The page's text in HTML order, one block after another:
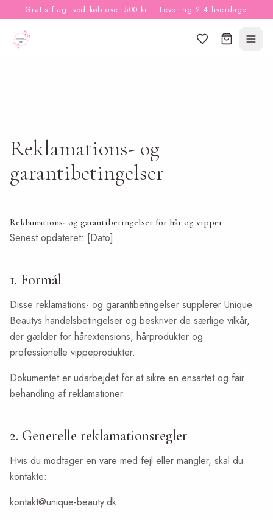
Gratis fragt ved køb over 500 kr. · Levering 2-4 hverdage
Reklamations- og
garantibetingelser
Reklamations- og garantibetingelser for hår og vipper
Senest opdateret: [Dato]
1. Formål
Disse reklamations- og garantibetingelser supplerer Unique
Beautys handelsbetingelser og beskriver de særlige vilkår,
der gælder for hårextensions, hårprodukter og
professionelle vippeprodukter.
Dokumentet er udarbejdet for at sikre en ensartet og fair
behandling af reklamationer.
2. Generelle reklamationsregler
Hvis du modtager en vare med fejl eller mangler, skal du
kontakte:
kontakt@unique-beauty.dk